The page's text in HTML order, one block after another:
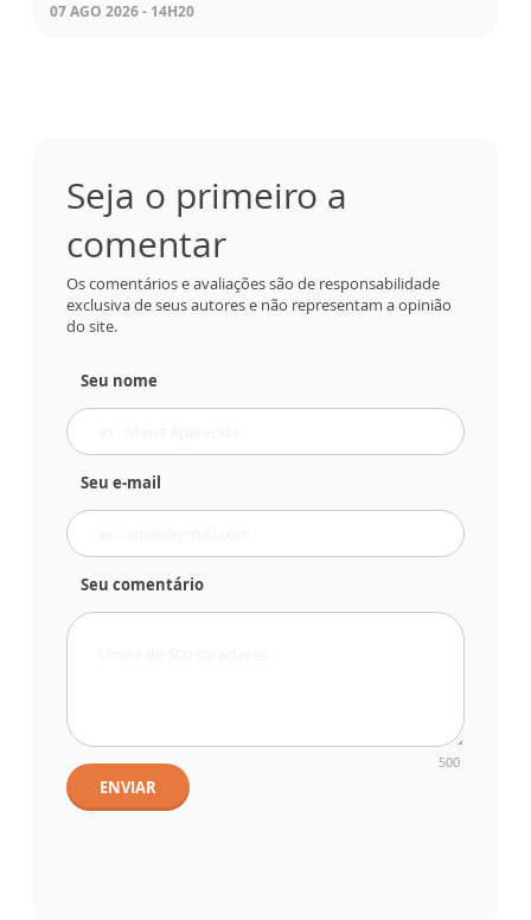
07 AGO 2026 - 14H20
Seja o primeiro a
comentar
Os comentários e avaliações são de responsabilidade
exclusiva de seus autores e não representam a opinião
do site.
Seu nome
Seu e-mail
Seu comentário
500
ENVIAR